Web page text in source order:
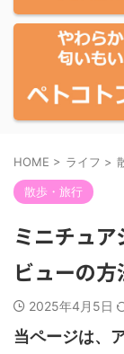
HOME > ライフ >
散歩・旅行
ミニチュ
ビューの
2025年4月5日
当ページは、